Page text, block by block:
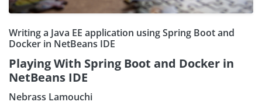
Writing a Java EE application using Spring Boot and
Docker in NetBeans IDE
Playing With Spring Boot and Docker in
NetBeans IDE
Nebrass Lamouchi